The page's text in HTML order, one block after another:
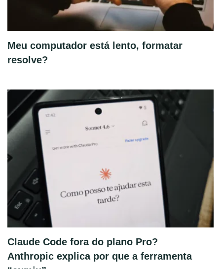
Meu computador está lento, formatar
resolve?
Claude Code fora do plano Pro?
Anthropic explica por que a ferramenta